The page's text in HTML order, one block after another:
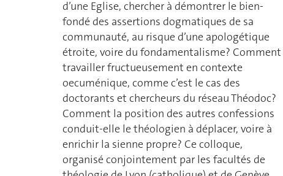
d’une Eglise, chercher à démontrer le bien-
fondé des assertions dogmatiques de sa
communauté, au risque d’une apologétique
étroite, voire du fondamentalisme? Comment
travailler fructueusement en contexte
oecuménique, comme c’est le cas des
doctorants et chercheurs du réseau Théodoc?
Comment la position des autres confessions
conduit-elle le théologien à déplacer, voire à
enrichir la sienne propre? Ce colloque,
organisé conjointement par les facultés de